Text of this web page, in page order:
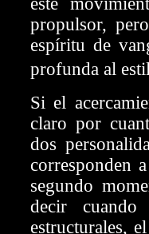
propulsor,
espíritu de
profunda al
Si el
claro por
dos
corresponden
segundo
decir
estructurales,